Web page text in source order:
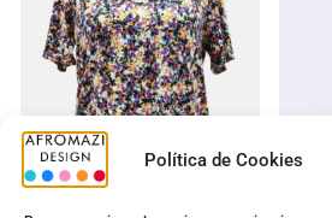
Política de Cookies